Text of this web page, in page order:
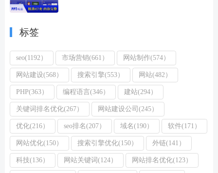
标签
seo(1192） 市场营销(661） 网站制作(574）
网站建设(568） 搜索引擎(553） 网站(482）
PHP(363） 编程语言(346） 建站(294）
关键词排名优化(267） 网站建设公司(245）
优化(216） seo排名(207） 域名(190） 软件(171）
网站优化(150） 搜索引擎优化(150） 外链(141）
科技(136） 网站关键词(124） 网站排名优化(123）